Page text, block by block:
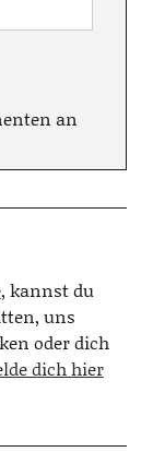
an
, kannst du
uns
oder dich
dich hier